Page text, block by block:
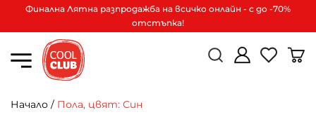
Финална Лятна разпродажба на всичко онлайн - с до -70%
отстъпка!
Начало / Пола, цвят: Син